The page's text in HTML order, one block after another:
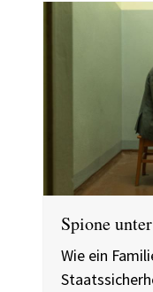
Spione
Wie ein